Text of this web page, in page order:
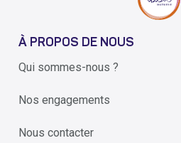
À PROPOS DE NOUS
Qui sommes-nous ?
Nos engagements
Nous contacter